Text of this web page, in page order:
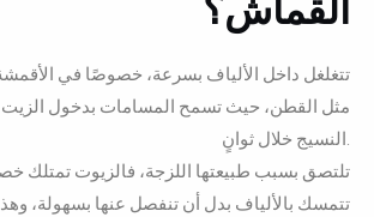
القماش؟
تتغلغل داخل الألياف بسرعة، خصوصًا في
مثل القطن، حيث تسمح المسامات بدخول
النسيج خلال ثوانٍ.
تلتصق بسبب طبيعتها اللزجة، فالزيوت تمتلك
تتمسك بالألياف بدل أن تنفصل عنها بسهولة،